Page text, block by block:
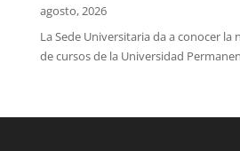
agosto, 2026
La Sede Universitaria da a conocer la
de cursos de la Universidad